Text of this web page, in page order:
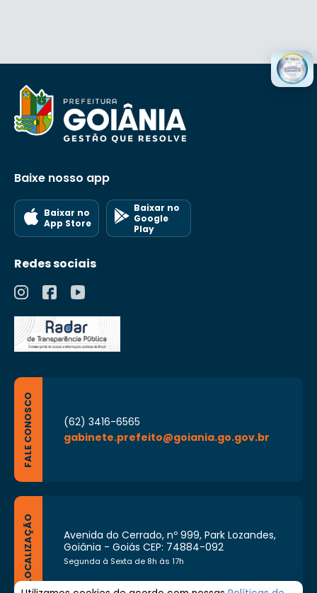
Baixe nosso app
Baixar no
App Store
Baixar no
Google
Play
Redes sociais
FALE CONOSCO
(62) 3416-6565
gabinete.prefeito@goiania.go.gov.br
LOCALIZAÇÃO
Avenida do Cerrado, nº 999, Park Lozandes,
Goiânia - Goiás CEP: 74884-092
Segunda à Sexta de 8h às 17h